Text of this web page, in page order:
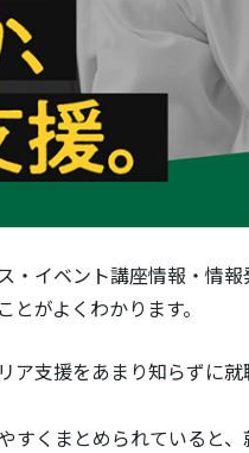
・イベント講座情報・情
がよくわかります。
ア支援をあまり知らずに
くまとめられていると